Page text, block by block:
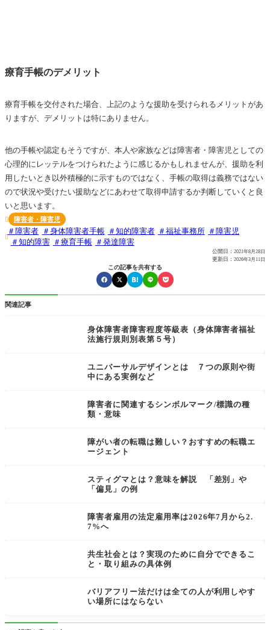
療育手帳のデメリット
療育手帳を交付された場合、上記のような援助を受けられるメリットがあ
りますが、デメリットは特にありません。
他の手帳や認定もそうですが、本人や家族などは障害者・障害児としての
心理的にレッテルをつけられたように感じるかもしれませんが、援助を利
用したいとき以外積極的に示すものではなく、手帳の取得は義務ではない
ので状況や受けたい援助などにあわせて取得申請するか判断していくと良
いと思います。
 障害者・障害児

障害者 身体障害者手帳 知的障害者 福祉事務所
障害児
知的障害
療育手帳 発達障害
公開日： 2021年8月28日
更新日： 2026年3月11日
この記事を共有する
関連記事
身体障害者障害程度等級表（身体障害者福祉
法施行規則別表第５号）
ユニバーサルデザインとは ７つの原則や街
中にある実例など
障害者に関連するシンボルマーク/標識の種
類・意味
障がい者の転職は難しい？おすすめの転職エ
ージェント
スティグマとは？意味を解説 「差別」や
「偏見」の例
障害者雇用の法定雇用率は2026年7月から2.
7%へ
共生社会とは？実現のために自分でできるこ
と・取り組みの具体例
バリアフリー法だけは全ての人が利用しやす
い場所にはならない